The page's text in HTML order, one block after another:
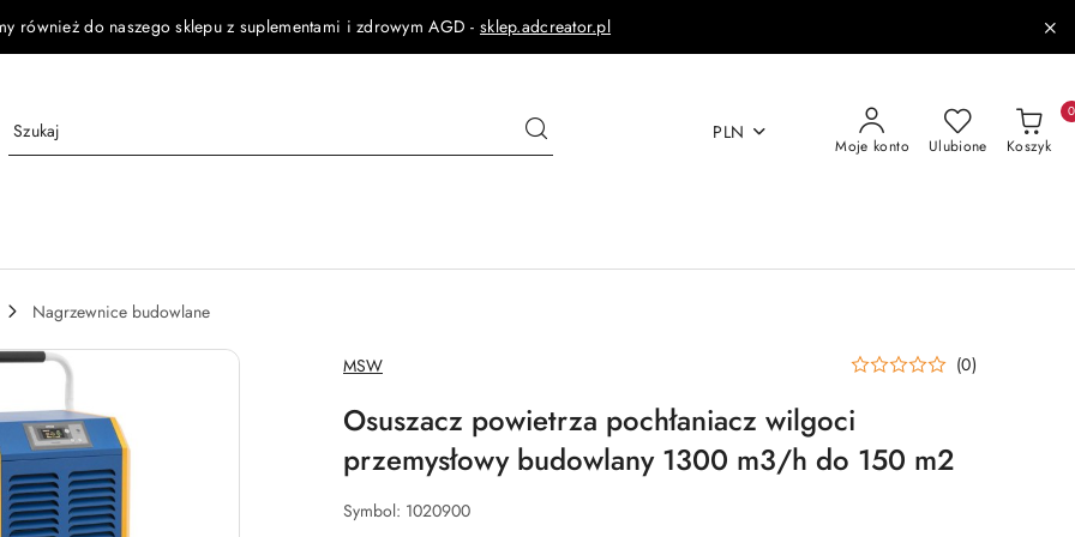
również do naszego sklepu z suplementami i zdrowym AGD - sklep.adcreator.pl
PLN
Moje konto Ulubione Koszyk
0
Nagrzewnice budowlane
NAZWA
PRODUCENTA:
MSW (0)
Osuszacz powietrza pochłaniacz wilgoci
przemysłowy budowlany 1300 m3/h do 150 m2
Symbol: 1020900